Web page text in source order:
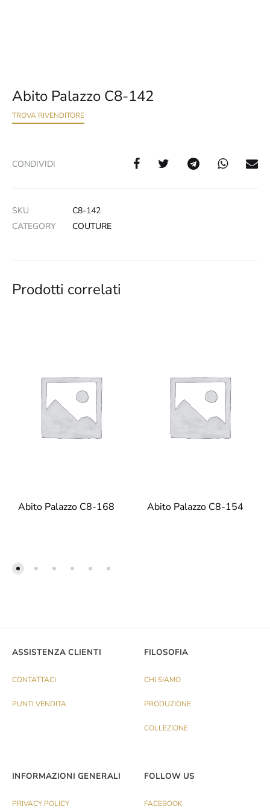
Abito Palazzo C8-142
TROVA RIVENDITORE
CONDIVIDI
SKU
C8-142
CATEGORY
COUTURE
Prodotti correlati
Abito Palazzo C8-168 Abito Palazzo C8-154
ASSISTENZA CLIENTI
CONTATTACI
PUNTI VENDITA
FILOSOFIA
CHI SIAMO
PRODUZIONE
COLLEZIONE
INFORMAZIONI GENERALI
PRIVACY POLICY
FOLLOW US
FACEBOOK